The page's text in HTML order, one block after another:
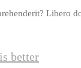
Libero
better